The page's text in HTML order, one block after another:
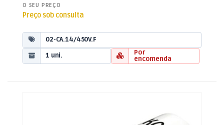
O SEU PREÇO
Preço sob consulta
02-CA.14/450V.F
1 uni.
Por
encomenda